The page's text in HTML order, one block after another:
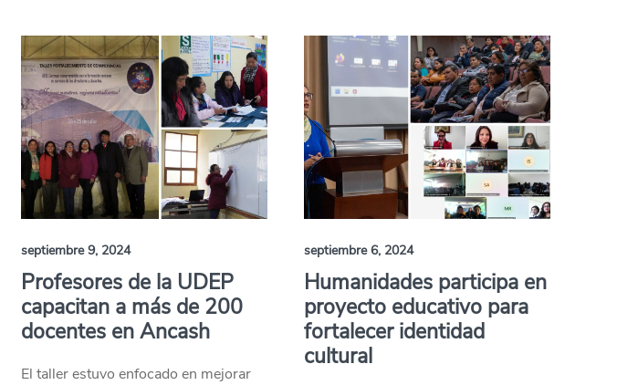
septiembre 9, 2024
Profesores de la UDEP
capacitan a más de 200
docentes en Ancash
El taller estuvo enfocado en mejorar
septiembre 6, 2024
Humanidades participa en
proyecto educativo para
fortalecer identidad
cultural